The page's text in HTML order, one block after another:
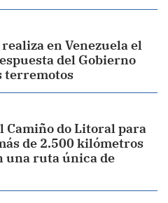
en Venezuela el
del Gobierno
terremotos
Camiño do Litoral para
de 2.500 kilómetros
una ruta única de